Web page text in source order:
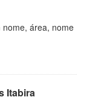
nome, área, nome
Itabira